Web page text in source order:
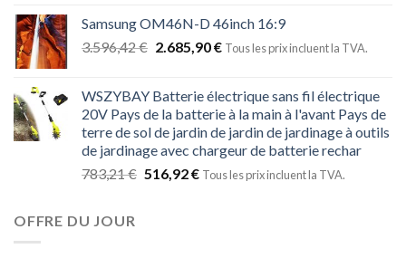
Samsung OM46N-D 46inch 16:9
3.596,42€ 2.685,90€ Tous les prix incluent la TVA.
WSZYBAY Batterie électrique sans fil électrique
20V Pays de la batterie à la main à l'avant Pays de
terre de sol de jardin de jardin de jardinage à outils
de jardinage avec chargeur de batterie rechar
783,21€ 516,92€ Tous les prix incluent la TVA.
OFFRE DU JOUR